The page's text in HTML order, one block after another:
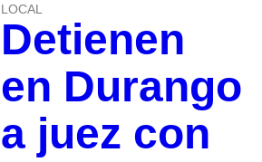
LOCAL
Detienen
en Durango
a juez con